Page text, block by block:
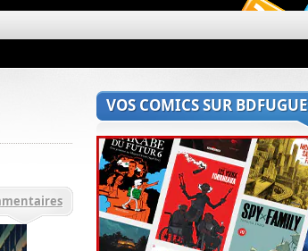
VOS COMICS SUR BDFUGUE